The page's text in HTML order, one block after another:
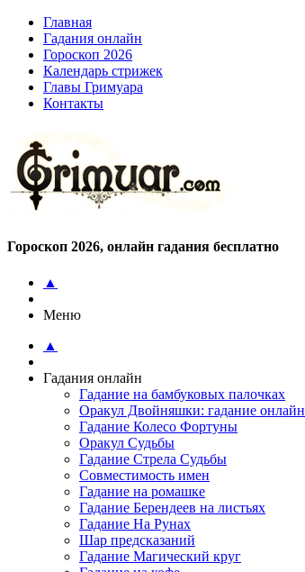
Главная
Гадания онлайн
Гороскоп 2026
Календарь стрижек
Главы Гримуара
Контакты
Гороскоп 2026, онлайн гадания бесплатно
▲
Меню
▲
Гадания онлайн
Гадание на бамбуковых палочках
Оракул Двойняшки: гадание онлайн
Гадание Колесо Фортуны
Оракул Судьбы
Гадание Стрела Судьбы
Совместимость имен
Гадание на ромашке
Гадание Берендеев на листьях
Гадание На Рунах
Шар предсказаний
Гадание Магический круг